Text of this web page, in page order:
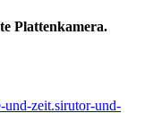
Plattenkamera.
und-zeit.sirutor-und-